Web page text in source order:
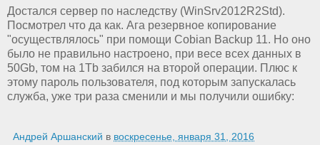
Достался сервер по наследству (WinSrv2012R2Std).
Посмотрел что да как. Ага резервное копирование
"осуществлялось" при помощи Cobian Backup 11. Но оно
было не правильно настроено, при весе всех данных в
50Gb, том на 1Tb забился на второй операции. Плюс к
этому пароль пользователя, под которым запускалась
служба, уже три раза сменили и мы получили ошибку:
Андрей Аршанский в воскресенье, января 31, 2016